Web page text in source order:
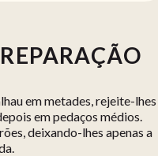
em metades, rejeite-lhes
em pedaços médios.
deixando-lhes apenas a